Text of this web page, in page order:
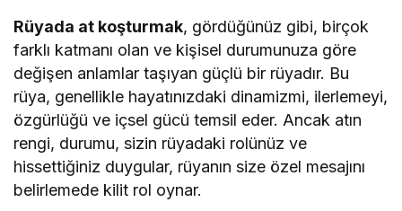
Rüyada at koşturmak, gördüğünüz gibi, birçok
farklı katmanı olan ve kişisel durumunuza göre
değişen anlamlar taşıyan güçlü bir rüyadır. Bu
rüya, genellikle hayatınızdaki dinamizmi, ilerlemeyi,
özgürlüğü ve içsel gücü temsil eder. Ancak atın
rengi, durumu, sizin rüyadaki rolünüz ve
hissettiğiniz duygular, rüyanın size özel mesajını
belirlemede kilit rol oynar.